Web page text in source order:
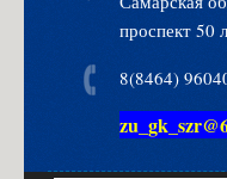
проспект 50
8(8464)